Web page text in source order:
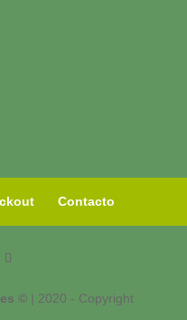
Contacto
© | 2020 - Copyright